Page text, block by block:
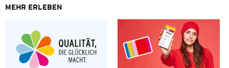
MEHR ERLEBEN